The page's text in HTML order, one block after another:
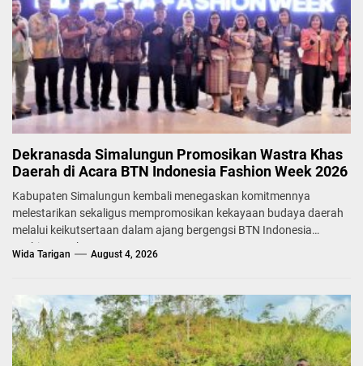
Dekranasda Simalungun Promosikan Wastra Khas
Daerah di Acara BTN Indonesia Fashion Week 2026
Kabupaten Simalungun kembali menegaskan komitmennya
melestarikan sekaligus mempromosikan kekayaan budaya daerah
melalui keikutsertaan dalam ajang bergengsi BTN Indonesia
Fashion Week...
Wida Tarigan August 4, 2026